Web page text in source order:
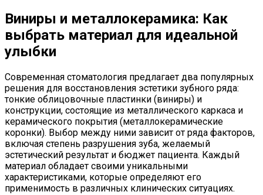
Виниры и металлокерамика: Как
выбрать материал для идеальной
улыбки
Современная стоматология предлагает два популярных
решения для восстановления эстетики зубного ряда:
тонкие облицовочные пластинки (виниры) и
конструкции, состоящие из металлического каркаса и
керамического покрытия (металлокерамические
коронки). Выбор между ними зависит от ряда факторов,
включая степень разрушения зуба, желаемый
эстетический результат и бюджет пациента. Каждый
материал обладает своими уникальными
характеристиками, которые определяют его
применимость в различных клинических ситуациях.